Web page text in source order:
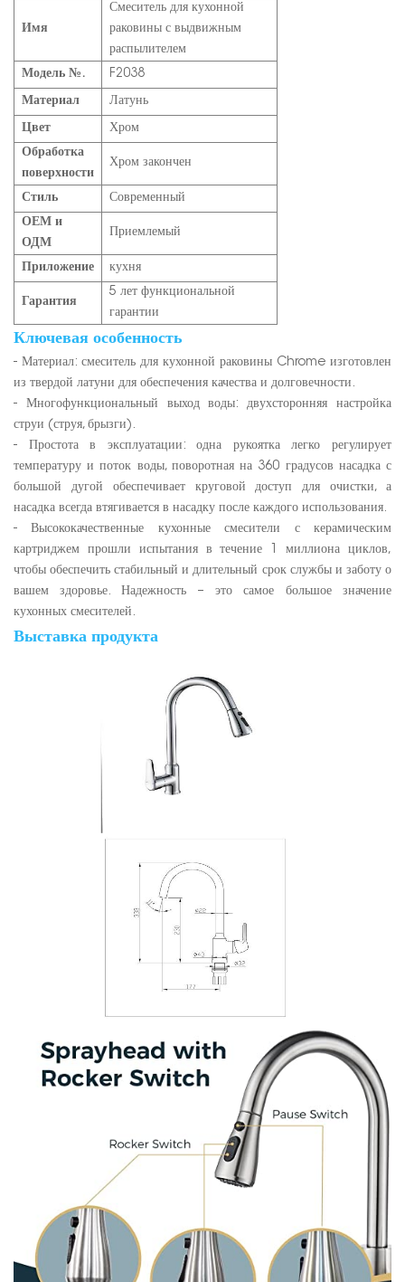
Имя
Смеситель для кухонной
раковины с выдвижным
распылителем
Модель №.
F2038
Материал Латунь
Цвет
Хром
Обработка
поверхности
Хром закончен
Стиль
Современный
ОЕМ и
ОДМ
Приемлемый
Приложение кухня
Гарантия
5 лет функциональной
гарантии
Ключевая особенность
- Материал: смеситель для кухонной раковины Chrome изготовлен
из твердой латуни для обеспечения качества и долговечности.
- Многофункциональный выход воды: двухсторонняя настройка
струи (струя, брызги).
- Простота в эксплуатации: одна рукоятка легко регулирует
температуру и поток воды, поворотная на 360 градусов насадка с
большой дугой обеспечивает круговой доступ для очистки, а
насадка всегда втягивается в насадку после каждого использования.
- Высококачественные кухонные смесители с керамическим
картриджем прошли испытания в течение 1 миллиона циклов,
чтобы обеспечить стабильный и длительный срок службы и заботу о
вашем здоровье. Надежность – это самое большое значение
кухонных смесителей.
Выставка продукта